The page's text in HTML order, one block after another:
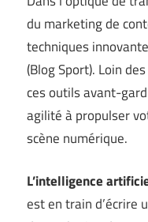
du marketing de
techniques
(Blog Sport). Loin
ces outils avant-
agilité à propulser
scène numérique.
L’intelligence
est en train d’écrire